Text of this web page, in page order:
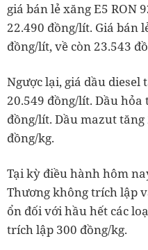
giá bán lẻ xăng E5 RON
22.490 đồng/lít. Giá bán
đồng/lít, về còn 23.543
Ngược lại, giá dầu diesel
20.549 đồng/lít. Dầu
đồng/lít. Dầu mazut tăng
đồng/kg.
Tại kỳ điều hành hôm
Thương không trích lập
ổn đối với hầu hết các
trích lập 300 đồng/kg.